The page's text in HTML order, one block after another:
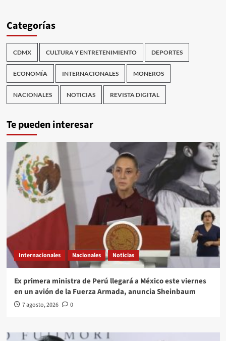
Categorías
CDMX CULTURA Y ENTRETENIMIENTO DEPORTES
ECONOMÍA INTERNACIONALES MONEROS
NACIONALES NOTICIAS REVISTA DIGITAL
Te pueden interesar
Internacionales Nacionales Noticias
Ex primera ministra de Perú llegará a México este viernes
en un avión de la Fuerza Armada, anuncia Sheinbaum
7 agosto, 2026 0